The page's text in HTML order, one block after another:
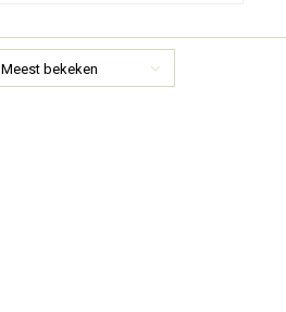
milieu respecteert.
Meest bekeken